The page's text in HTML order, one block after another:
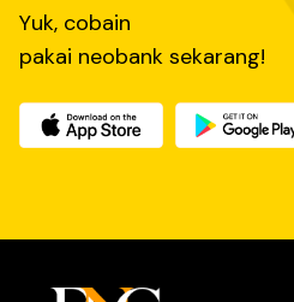
Yuk, cobain
pakai neobank sekarang!